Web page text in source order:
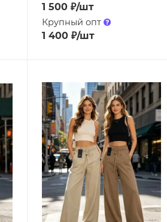
1 500₽/шт
Крупный опт
1 400₽/шт